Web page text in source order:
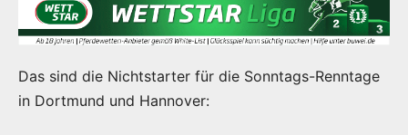
Das sind die Nichtstarter für die Sonntags-Renntage
in Dortmund und Hannover: